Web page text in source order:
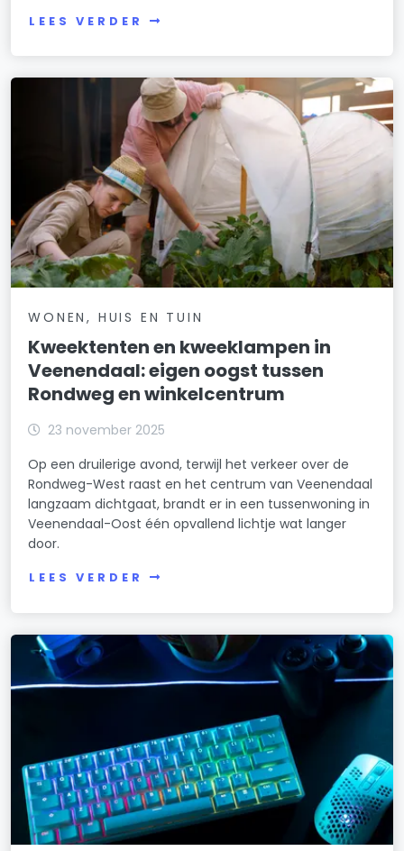
LEES VERDER
WONEN, HUIS EN TUIN
Kweektenten en kweeklampen in
Veenendaal: eigen oogst tussen
Rondweg en winkelcentrum
23 november 2025
Op een druilerige avond, terwijl het verkeer over de
Rondweg-West raast en het centrum van Veenendaal
langzaam dichtgaat, brandt er in een tussenwoning in
Veenendaal-Oost één opvallend lichtje wat langer
door.
LEES VERDER